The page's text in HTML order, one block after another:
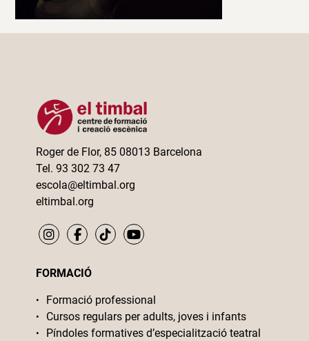
Roger de Flor, 85 08013 Barcelona
Tel. 93 302 73 47
escola@eltimbal.org
eltimbal.org
FORMACIÓ
Formació professional
Cursos regulars per adults, joves i infants
Píndoles formatives d’especialització teatral